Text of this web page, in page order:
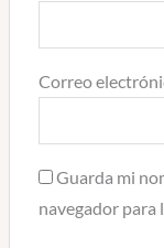
Correo
Guarda mi
navegador para